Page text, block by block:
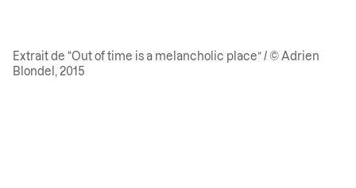
Extrait de “Out of time is a melancholic place” / © Adrien
Blondel, 2015